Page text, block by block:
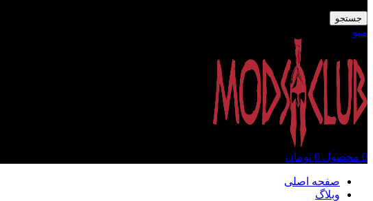
جستجو
منو
0 محصول 0 تومان
صفحه اصلی
وبلاگ